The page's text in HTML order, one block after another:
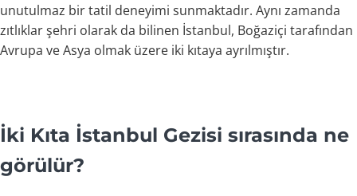
unutulmaz bir tatil deneyimi sunmaktadır. Aynı zamanda
zıtlıklar şehri olarak da bilinen İstanbul, Boğaziçi tarafından
Avrupa ve Asya olmak üzere iki kıtaya ayrılmıştır.
İki Kıta İstanbul Gezisi sırasında ne
görülür?